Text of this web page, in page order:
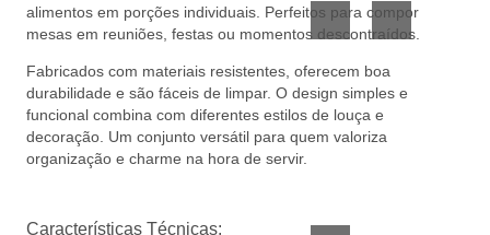
alimentos em porções individuais. Perfeitos para compor
mesas em reuniões, festas ou momentos descontraídos.
Fabricados com materiais resistentes, oferecem boa
durabilidade e são fáceis de limpar. O design simples e
funcional combina com diferentes estilos de louça e
decoração. Um conjunto versátil para quem valoriza
organização e charme na hora de servir.
Características Técnicas: